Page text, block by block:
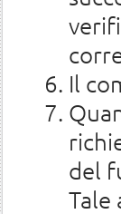
Il
del
Tale